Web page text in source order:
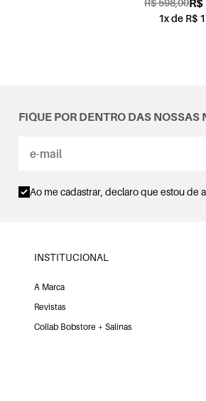
R$ 598,00
1x de R$
FIQUE POR DENTRO DAS NOSSAS
Ao me cadastrar, declaro que estou de
INSTITUCIONAL
A Marca
Revistas
Collab Bobstore + Salinas